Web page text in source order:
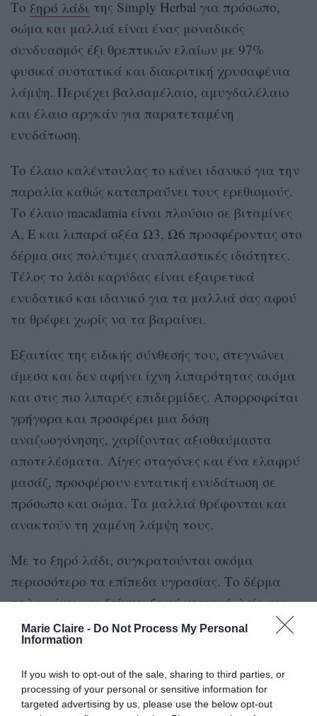
Marie Claire - Do Not Process My Personal
Information
If you wish to opt-out of the sale, sharing to third parties, or
processing of your personal or sensitive information for
targeted advertising by us, please use the below opt-out
Το ξηρό λάδι της Simply Herbal για πρόσωπο,
σώμα και μαλλιά είναι ένας μοναδικός
συνδυασμός έξι θρεπτικών ελαίων με 97%
φυσικά συστατικά και διακριτική χρυσαφένια
λάμψη. Περιέχει βαλσαμέλαιο, αμυγδαλέλαιο
και έλαιο αργκάν για παρατεταμένη
ενυδάτωση.
Το έλαιο καλέντουλας το κάνει ιδανικό για την
παραλία καθώς καταπραΰνει τους ερεθισμούς.
Το έλαιο macadamia είναι πλούσιο σε βιταμίνες
Α, Ε και λιπαρά οξέα Ω3, Ω6 προσφέροντας στο
δέρμα σας πολύτιμες αναπλαστικές ιδιότητες.
Τέλος το λάδι καρύδας είναι εξαιρετικά
ενυδατικό και ιδανικό για τα μαλλιά σας αφού
τα θρέφει χωρίς να τα βαραίνει.
Εξαιτίας της ειδικής σύνθεσής του, στεγνώνει
άμεσα και δεν αφήνει ίχνη λιπαρότητας ακόμα
και στις πιο λιπαρές επιδερμίδες. Απορροφάται
γρήγορα και προσφέρει μια δόση
αναζωογόνησης, χαρίζοντας αξιοθαύμαστα
αποτελέσματα. Λίγες σταγόνες και ένα ελαφρύ
μασάζ, προσφέρουν εντατική ενυδάτωση σε
πρόσωπο και σώμα. Τα μαλλιά θρέφονται και
ανακτούν τη χαμένη λάμψη τους.
Με το ξηρό λάδι, συγκρατούνται ακόμα
περισσότερο τα επίπεδα υγρασίας. Το δέρμα
μαλακώνει και δείχνει ξανά νεανικό, λείο και
σφριγηλό, καθώς μειώνονται οι λεπτές γραμμές.
Με το εξωτικό άρωμα, την υφή και τη λάμψη
του σε ταξιδεύει απευθείας στην παραλία.
Χρησιμοποίησε το ξηρό λάδι για να
ευχαριστηθείς ενυδάτωση, λάμψη και